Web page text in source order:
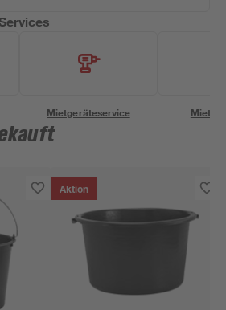
Mietgeräteservice
Aktion